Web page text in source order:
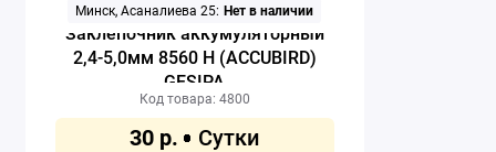
Минск, Асаналиева 25: Нет в наличии
Заклепочник аккумуляторный
2,4-5,0мм 8560 Н (ACCUBIRD)
GESIPA
Код товара: 4800
30 р.